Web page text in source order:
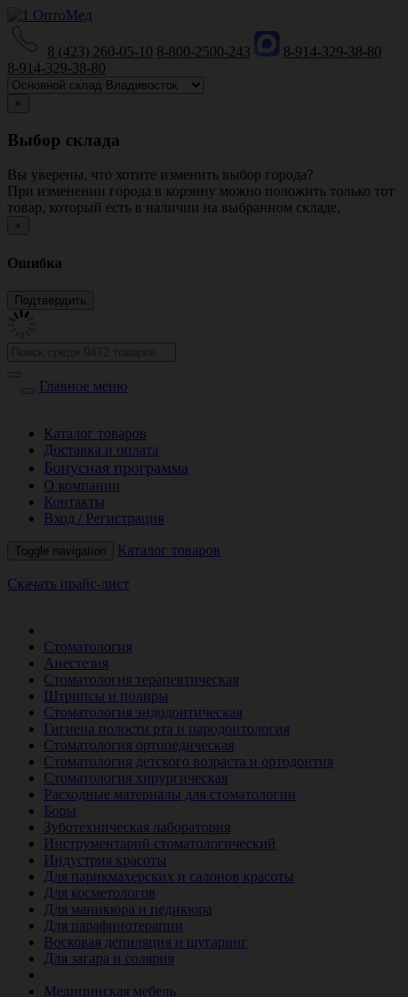
8 (423) 260-05-10 8-800-2500-243
8-914-329-38-80
8-914-329-38-80
×
Выбор склада
Вы уверены, что хотите изменить выбор города?
При изменении города в корзину можно положить только тот
товар, который есть в наличии на выбранном складе.
×
Ошибка
Главное меню
Каталог товаров
Доставка и оплата
Бонусная программа
О компании
Контакты
Вход / Регистрация
Toggle navigation Каталог товаров
Скачать прайс-лист
Стоматология
Анестезия
Стоматология терапевтическая
Штрипсы и полиры
Стоматология эндодонтическая
Гигиена полости рта и пародонтология
Стоматология ортопедическая
Стоматология детского возраста и ортодонтия
Стоматология хирургическая
Расходные материалы для стоматологии
Боры
Зуботехническая лаборатория
Инструментарий стоматологический
Индустрия красоты
Для парикмахерских и салонов красоты
Для косметологов
Для маникюра и педикюра
Для парафинотерапии
Восковая депиляция и шугаринг
Для загара и солярия
Медицинская мебель